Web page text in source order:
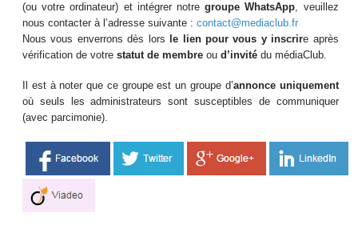
(ou votre ordinateur) et intégrer notregroupe WhatsApp, veuillez
nous contacter à l’adresse suivante :contact@mediaclub.fr
Nous vous enverrons dès lors
le lien pour vous y inscrire après
vérification de votrestatut de membre oud’invité du médiaClub.
Il est à noter que ce groupe est un groupe d’annonce uniquement
où seuls les administrateurs sont susceptibles de communiquer
(avec parcimonie).